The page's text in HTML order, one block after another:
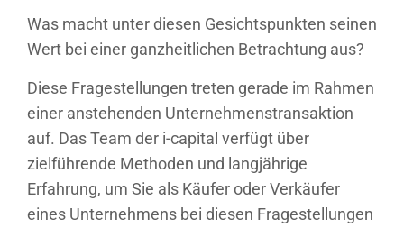
Was macht unter diesen Gesichtspunkten seinen
Wert bei einer ganzheitlichen Betrachtung aus?
Diese Fragestellungen treten gerade im Rahmen
einer anstehenden Unternehmenstransaktion
auf. Das Team der i-capital verfügt über
zielführende Methoden und langjährige
Erfahrung, um Sie als Käufer oder Verkäufer
eines Unternehmens bei diesen Fragestellungen